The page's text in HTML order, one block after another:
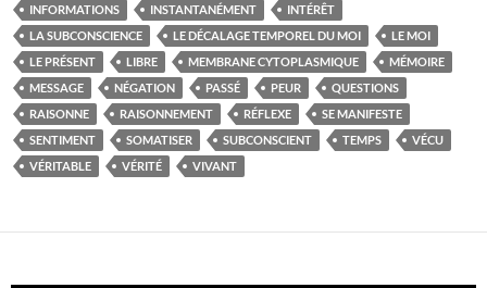
INFORMATIONS
INSTANTANÉMENT
INTÉRÊT
LA SUBCONSCIENCE
LE DÉCALAGE TEMPOREL DU MOI
LE MOI
LE PRÉSENT
LIBRE MEMBRANE CYTOPLASMIQUE
MÉMOIRE
MESSAGE
NÉGATION PASSÉ PEUR
QUESTIONS
RAISONNE
RAISONNEMENT RÉFLEXE
SE MANIFESTE
SENTIMENT
SOMATISER SUBCONSCIENT TEMPS
VÉCU
VÉRITABLE
VÉRITÉ VIVANT